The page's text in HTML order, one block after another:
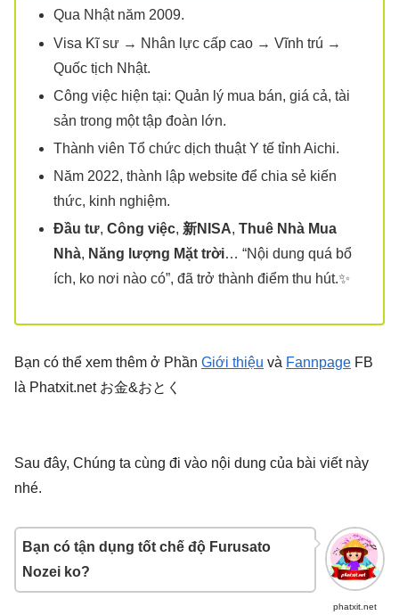
Qua Nhật năm 2009.
Visa Kĩ sư → Nhân lực cấp cao → Vĩnh trú →
Quốc tịch Nhật.
Công việc hiện tại: Quản lý mua bán, giá cả, tài
sản trong một tập đoàn lớn.
Thành viên Tổ chức dịch thuật Y tế tỉnh Aichi.
Năm 2022, thành lập website để chia sẻ kiến
thức, kinh nghiệm.
Đầu tư, Công việc, 新NISA, Thuê Nhà Mua
Nhà, Năng lượng Mặt trời… “Nội dung quá bổ
ích, ko nơi nào có”, đã trở thành điểm thu hút.✨
Bạn có thể xem thêm ở Phần Giới thiệu và Fannpage FB
là Phatxit.net お金&おとく
Sau đây, Chúng ta cùng đi vào nội dung của bài viết này
nhé.
phatxit.net
Bạn có tận dụng tốt chế độ Furusato
Nozei ko?